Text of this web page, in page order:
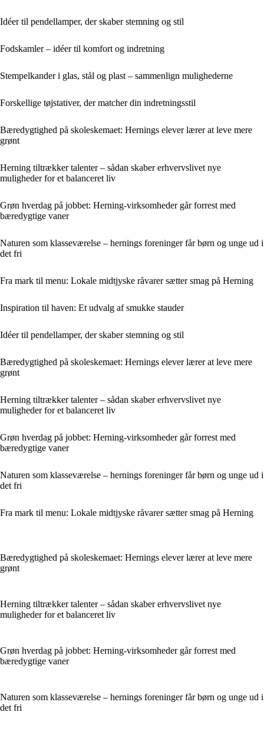
Idéer til pendellamper, der skaber stemning og stil
Fodskamler – idéer til komfort og indretning
Stempelkander i glas, stål og plast – sammenlign mulighederne
Forskellige tøjstativer, der matcher din indretningsstil
Bæredygtighed på skoleskemaet: Hernings elever lærer at leve mere
grønt
Herning tiltrækker talenter – sådan skaber erhvervslivet nye
muligheder for et balanceret liv
Grøn hverdag på jobbet: Herning-virksomheder går forrest med
bæredygtige vaner
Naturen som klasseværelse – hernings foreninger får børn og unge ud i
det fri
Fra mark til menu: Lokale midtjyske råvarer sætter smag på Herning
Inspiration til haven: Et udvalg af smukke stauder
Idéer til pendellamper, der skaber stemning og stil
Bæredygtighed på skoleskemaet: Hernings elever lærer at leve mere
grønt
Herning tiltrækker talenter – sådan skaber erhvervslivet nye
muligheder for et balanceret liv
Grøn hverdag på jobbet: Herning-virksomheder går forrest med
bæredygtige vaner
Naturen som klasseværelse – hernings foreninger får børn og unge ud i
det fri
Fra mark til menu: Lokale midtjyske råvarer sætter smag på Herning
Bæredygtighed på skoleskemaet: Hernings elever lærer at leve mere
grønt
Herning tiltrækker talenter – sådan skaber erhvervslivet nye
muligheder for et balanceret liv
Grøn hverdag på jobbet: Herning-virksomheder går forrest med
bæredygtige vaner
Naturen som klasseværelse – hernings foreninger får børn og unge ud i
det fri